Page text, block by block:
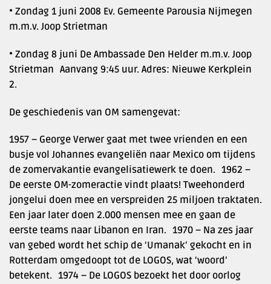
• Zondag 1 juni 2008 Ev. Gemeente Parousia Nijmegen
m.m.v. Joop Strietman
• Zondag 8 juni De Ambassade Den Helder m.m.v. Joop
Strietman Aanvang 9:45 uur. Adres: Nieuwe Kerkplein
2.
De geschiedenis van OM samengevat:
1957 – George Verwer gaat met twee vrienden en een
busje vol Johannes evangeliën naar Mexico om tijdens
de zomervakantie evangelisatiewerk te doen. 1962 –
De eerste OM-zomeractie vindt plaats! Tweehonderd
jongelui doen mee en verspreiden 25 miljoen traktaten.
Een jaar later doen 2.000 mensen mee en gaan de
eerste teams naar Libanon en Iran. 1970 – Na zes jaar
van gebed wordt het schip de ‘Umanak’ gekocht en in
Rotterdam omgedoopt tot de LOGOS, wat ‘woord’
betekent. 1974 – De LOGOS bezoekt het door oorlog